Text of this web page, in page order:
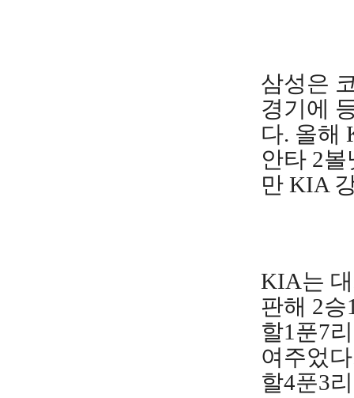
삼성은
경기에
다. 올해
안타 2
만 KIA
KIA는
판해 2승
할1푼7
여주었
할4푼3